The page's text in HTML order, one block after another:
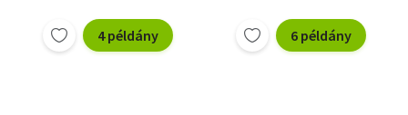
4 példány 6 példány